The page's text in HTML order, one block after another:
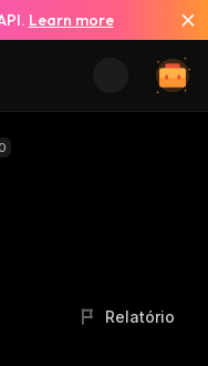
Learn more
Relatório